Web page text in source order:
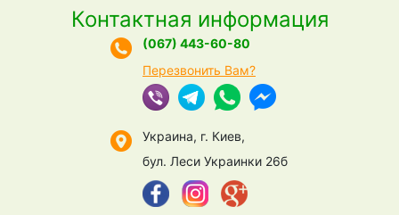
Контактная информация
(067) 443-60-80
Перезвонить Вам?
Украина, г. Киев,
бул. Леси Украинки 26б